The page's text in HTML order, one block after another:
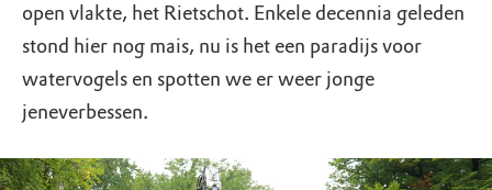
open vlakte, het Rietschot. Enkele decennia geleden
stond hier nog mais, nu is het een paradijs voor
watervogels en spotten we er weer jonge
jeneverbessen.